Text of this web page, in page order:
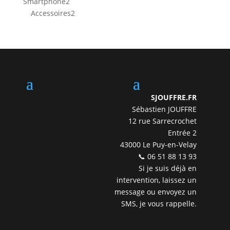
produits
Accessoires22
SJOUFFRE.FR
Sébastien JOUFFRE
12 rue Sarrecrochet
Entrée 2
43000 Le Puy-en-Velay
📞 06 51 88 13 93
Si je suis déjà en
intervention, laissez un
message ou envoyez un
SMS, je vous rappelle.